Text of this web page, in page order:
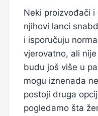
Neki proizvođači
njihovi lanci
i isporučuju
vjerovatno, ali
budu još više u
mogu iznenada
postoji druga
pogledamo šta